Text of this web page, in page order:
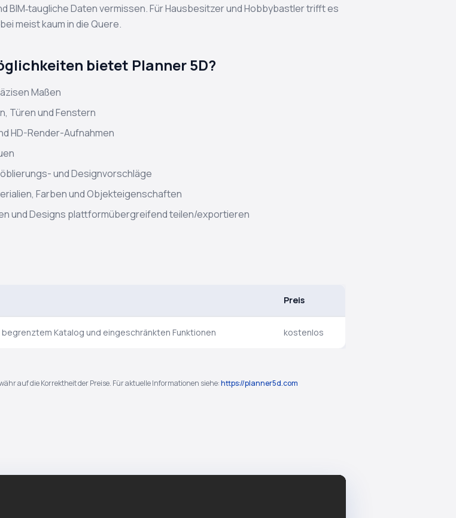
BIM‑taugliche Daten vermissen. Für Hausbesitzer und Hobbybastler trifft es
meist kaum in die Quere.
bietet Planner 5D?
Maßen
Türen und Fenstern
HD-Render-Aufnahmen
und Designvorschläge
Farben und Objekteigenschaften
und Designs plattformübergreifend teilen/exportieren
Preis
Katalog und eingeschränkten Funktionen kostenlos
auf die Korrektheit der Preise. Für aktuelle Informationen siehe:https://planner5d.com